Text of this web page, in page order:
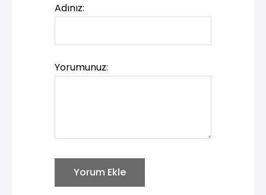
Adınız:
Yorumunuz:
Yorum Ekle